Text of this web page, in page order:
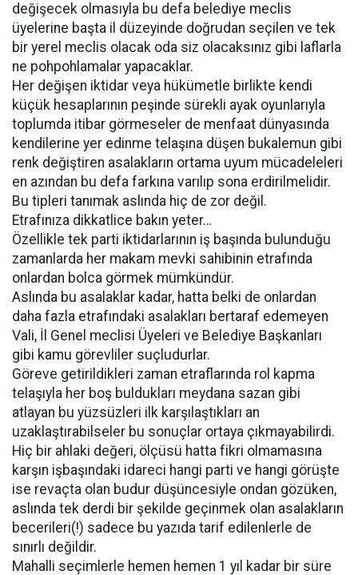
değişecek olmasıyla bu defa belediye meclis
üyelerine başta il düzeyinde doğrudan seçilen ve tek
bir yerel meclis olacak oda siz olacaksınız gibi laflarla
ne pohpohlamalar yapacaklar.
Her değişen iktidar veya hükümetle birlikte kendi
küçük hesaplarının peşinde sürekli ayak oyunlarıyla
toplumda itibar görmeseler de menfaat dünyasında
kendilerine yer edinme telaşına düşen bukalemun gibi
renk değiştiren asalakların ortama uyum mücadeleleri
en azından bu defa farkına varılıp sona erdirilmelidir.
Bu tipleri tanımak aslında hiç de zor değil.
Etrafınıza dikkatlice bakın yeter…
Özellikle tek parti iktidarlarının iş başında bulunduğu
zamanlarda her makam mevki sahibinin etrafında
onlardan bolca görmek mümkündür.
Aslında bu asalaklar kadar, hatta belki de onlardan
daha fazla etrafındaki asalakları bertaraf edemeyen
Vali, İl Genel meclisi Üyeleri ve Belediye Başkanları
gibi kamu görevliler suçludurlar.
Göreve getirildikleri zaman etraflarında rol kapma
telaşıyla her boş buldukları meydana sazan gibi
atlayan bu yüzsüzleri ilk karşılaştıkları an
uzaklaştırabilseler bu sonuçlar ortaya çıkmayabilirdi.
Hiç bir ahlaki değeri, ölçüsü hatta fikri olmamasına
karşın işbaşındaki idareci hangi parti ve hangi görüşte
ise revaçta olan budur düşüncesiyle ondan gözüken,
aslında tek derdi bir şekilde geçinmek olan asalakların
becerileri(!) sadece bu yazıda tarif edilenlerle de
sınırlı değildir.
Mahalli seçimlerle hemen hemen 1 yıl kadar bir süre